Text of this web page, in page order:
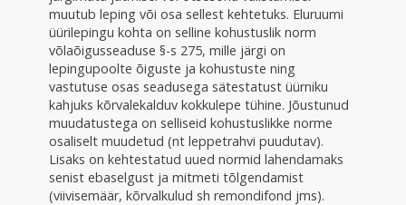
muutub leping või osa sellest kehtetuks. Eluruumi
üürilepingu kohta on selline kohustuslik norm
võlaõigusseaduse §-s 275, mille järgi on
lepingupoolte õiguste ja kohustuste ning
vastutuse osas seadusega sätestatust üürniku
kahjuks kõrvalekalduv kokkulepe tühine. Jõustunud
muudatustega on selliseid kohustuslikke norme
osaliselt muudetud (nt leppetrahvi puudutav).
Lisaks on kehtestatud uued normid lahendamaks
senist ebaselgust ja mitmeti tõlgendamist
(viivisemäär, kõrvalkulud sh remondifond jms).